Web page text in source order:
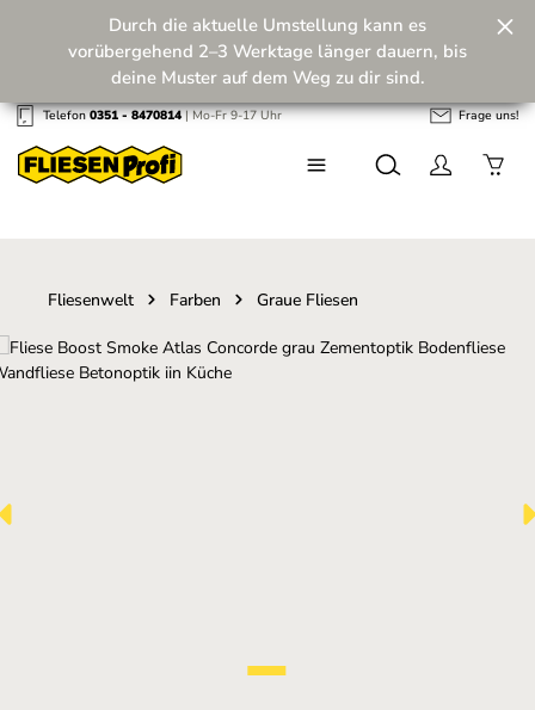
Zum Hauptinhalt springen
Zukunft! 💪
Durch die aktuelle Umstellung kann es
vorübergehend 2–3 Werktage länger dauern, bis
deine Muster auf dem Weg zu dir sind.
Telefon0351 - 8470814| Mo-Fr 9-17 Uhr Frage uns!
Fliesenwelt Farben Graue Fliesen
Bildergalerie überspringen